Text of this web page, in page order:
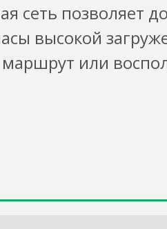
сеть позволяет
высокой
или